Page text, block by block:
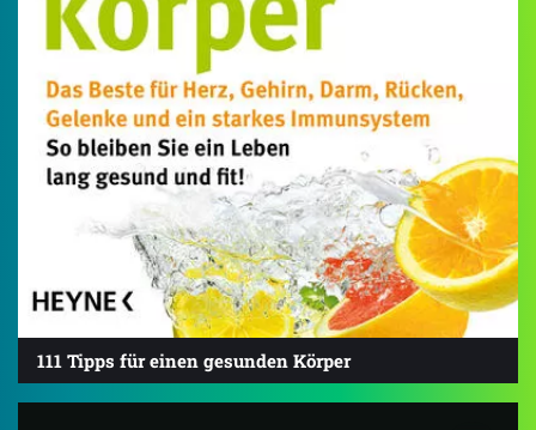
111 Tipps für einen gesunden Körper